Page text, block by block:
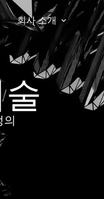
회사 소개
의